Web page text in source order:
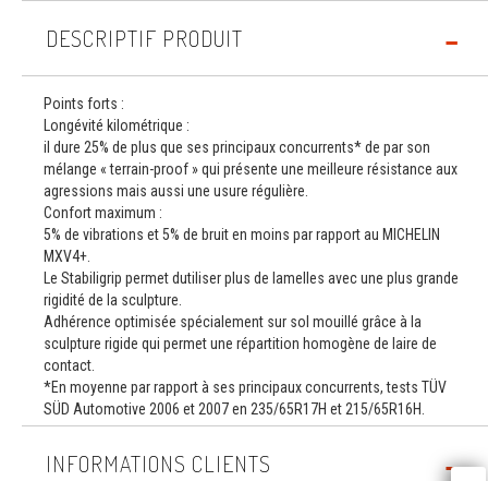
DESCRIPTIF PRODUIT
Points forts :
Longévité kilométrique :
il dure 25% de plus que ses principaux concurrents* de par son
mélange « terrain-proof » qui présente une meilleure résistance aux
agressions mais aussi une usure régulière.
Confort maximum :
5% de vibrations et 5% de bruit en moins par rapport au MICHELIN
MXV4+.
Le Stabiligrip permet dutiliser plus de lamelles avec une plus grande
rigidité de la sculpture.
Adhérence optimisée spécialement sur sol mouillé grâce à la
sculpture rigide qui permet une répartition homogène de laire de
contact.
*En moyenne par rapport à ses principaux concurrents, tests TÜV
SÜD Automotive 2006 et 2007 en 235/65R17H et 215/65R16H.
INFORMATIONS CLIENTS